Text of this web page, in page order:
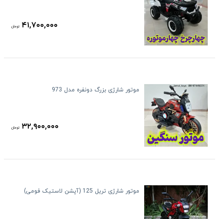
۴۱,۷۰۰,۰۰۰ تومان
موتور شارژی بزرگ دونفره مدل 973
۳۲,۹۰۰,۰۰۰ تومان
موتور شارژی تریل 125 (آپشن لاستیک فومی)